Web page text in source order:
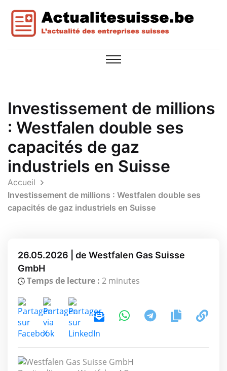
Investissement de millions
: Westfalen double ses
capacités de gaz
industriels en Suisse
Accueil
Investissement de millions : Westfalen double ses
capacités de gaz industriels en Suisse
26.05.2026 | de Westfalen Gas Suisse
GmbH
Temps de lecture : 2 minutes